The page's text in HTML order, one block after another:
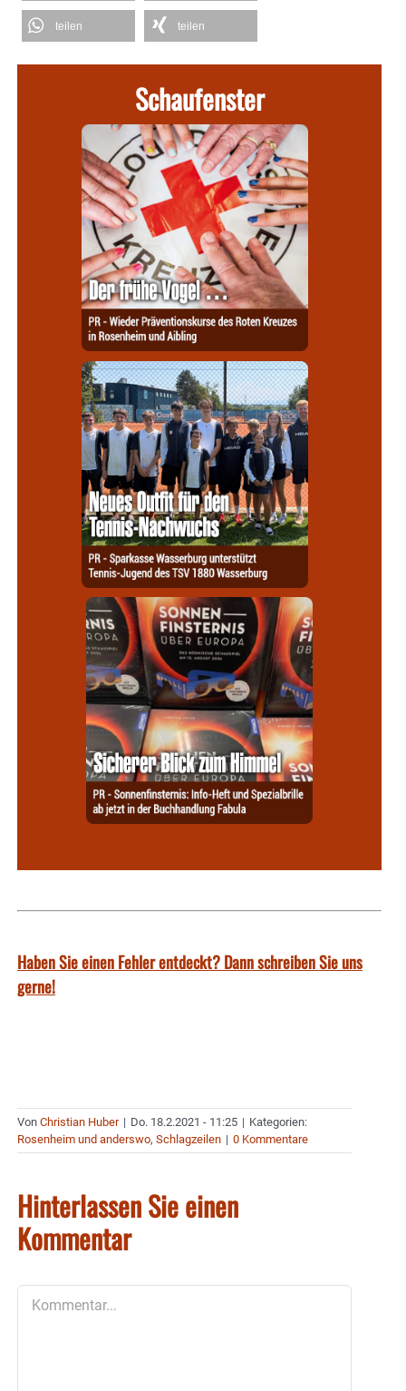
teilen teilen
Schaufenster
Haben Sie einen Fehler entdeckt? Dann schreiben Sie uns
gerne!
Von Christian Huber | Do. 18.2.2021 - 11:25 | Kategorien:
Rosenheim und anderswo, Schlagzeilen | 0 Kommentare
Hinterlassen Sie einen
Kommentar